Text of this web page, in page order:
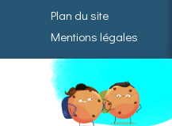
Plan du site
Mentions légales
médical, ni à aucun traitement
car elle contribue au maintien de